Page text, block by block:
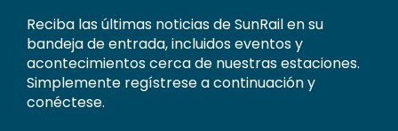
Reciba las últimas noticias de SunRail en su
bandeja de entrada, incluidos eventos y
acontecimientos cerca de nuestras estaciones.
Simplemente regístrese a continuación y
conéctese.